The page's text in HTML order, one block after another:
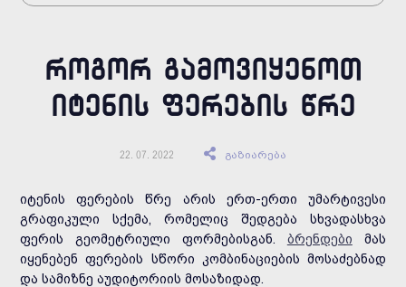
ᲠᲝᲒᲝᲠ ᲒᲐᲛᲝᲕᲘᲧᲔᲜᲝᲗ
ᲘᲢᲔᲜᲘᲡ ᲤᲔᲠᲔᲑᲘᲡ ᲬᲠᲔ
22. 07. 2022 გაზიარება
იტენის ფერების წრე არის ერთ-ერთი უმარტივესი
გრაფიკული სქემა, რომელიც შედგება სხვადასხვა
ფერის გეომეტრიული ფორმებისგან. ბრენდები მას
იყენებენ ფერების სწორი კომბინაციების მოსაძებნად
და სამიზნე აუდიტორიის მოსაზიდად.